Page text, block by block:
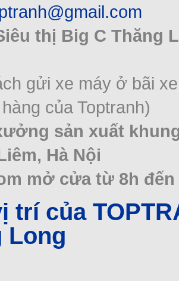
thị Big C Thăng
gửi xe máy ở bãi
của Toptranh)
sản xuất
Hà Nội
mở cửa từ 8h
trí của
Long